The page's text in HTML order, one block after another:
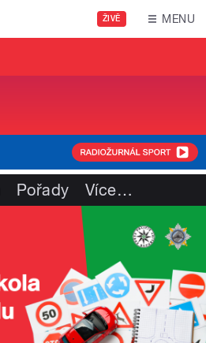
ŽIVĚ MENU
Pořady Více…